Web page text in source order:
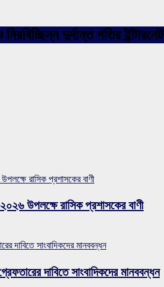
নিরবিচ্ছিন্ন দুর্দান্ত গতির
রাসিক প্রশাসকের বাণী
উপলক্ষে রাসিক প্রশাসকের বাণী
দাবিতে সাংবাদিকদের মানববন্ধন
দাবিতে সাংবাদিকদের মানববন্ধন